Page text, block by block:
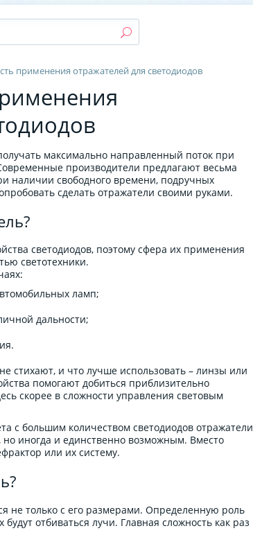
применения отражателей для светодиодов
максимально направленный поток при
производители предлагают весьма
наличии свободного времени, подручных
сделать отражатели своими руками.
светодиодов, поэтому сфера их применения
светотехники.
ламп;
дальности;
стихают, и что лучше использовать – линзы или
помогают добиться приблизительно
скорее в сложности управления световым
с большим количеством светодиодов отражатели
иногда и единственно возможным. Вместо
или их систему.
не только с его размерами. Определенную роль
отбиваться лучи. Главная сложность как раз